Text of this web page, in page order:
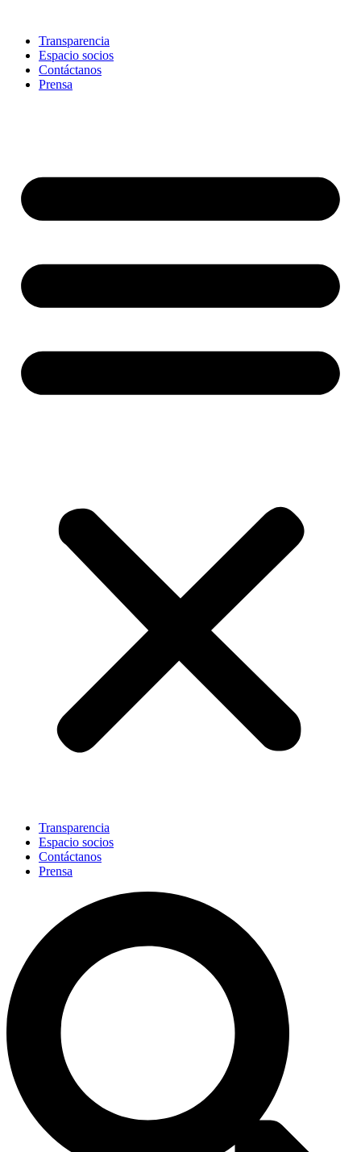
contentTransparencia
Espacio socios
Contáctanos
Prensa
Transparencia
Espacio socios
Contáctanos
Prensa